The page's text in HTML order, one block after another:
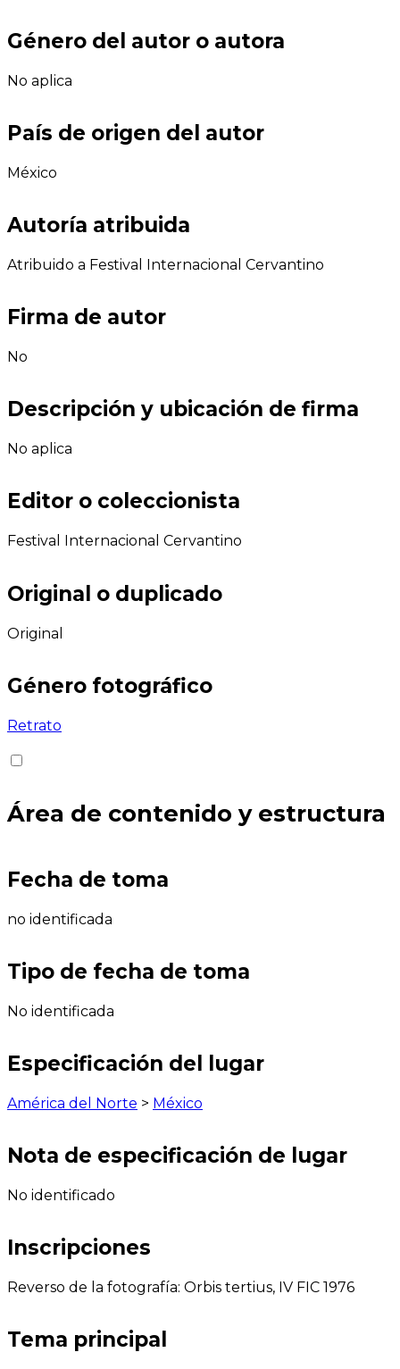
Género del autor o autora
No aplica
País de origen del autor
México
Autoría atribuida
Atribuido a Festival Internacional Cervantino
Firma de autor
No
Descripción y ubicación de firma
No aplica
Editor o coleccionista
Festival Internacional Cervantino
Original o duplicado
Original
Género fotográfico
Retrato
Área de contenido y estructura
Fecha de toma
no identificada
Tipo de fecha de toma
No identificada
Especificación del lugar
América del Norte > México
Nota de especificación de lugar
No identificado
Inscripciones
Reverso de la fotografía: Orbis tertius, IV FIC 1976
Tema principal